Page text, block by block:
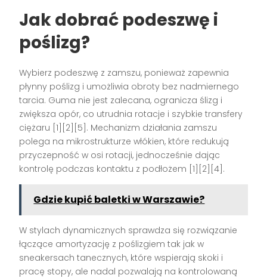
Jak dobrać podeszwę i
poślizg?
Wybierz podeszwę z zamszu, ponieważ zapewnia
płynny poślizg i umożliwia obroty bez nadmiernego
tarcia. Guma nie jest zalecana, ogranicza ślizg i
zwiększa opór, co utrudnia rotacje i szybkie transfery
ciężaru [1][2][5]. Mechanizm działania zamszu
polega na mikrostrukturze włókien, które redukują
przyczepność w osi rotacji, jednocześnie dając
kontrolę podczas kontaktu z podłożem [1][2][4].
Gdzie kupić baletki w Warszawie?
W stylach dynamicznych sprawdza się rozwiązanie
łączące amortyzację z poślizgiem tak jak w
sneakersach tanecznych, które wspierają skoki i
pracę stopy, ale nadal pozwalają na kontrolowaną